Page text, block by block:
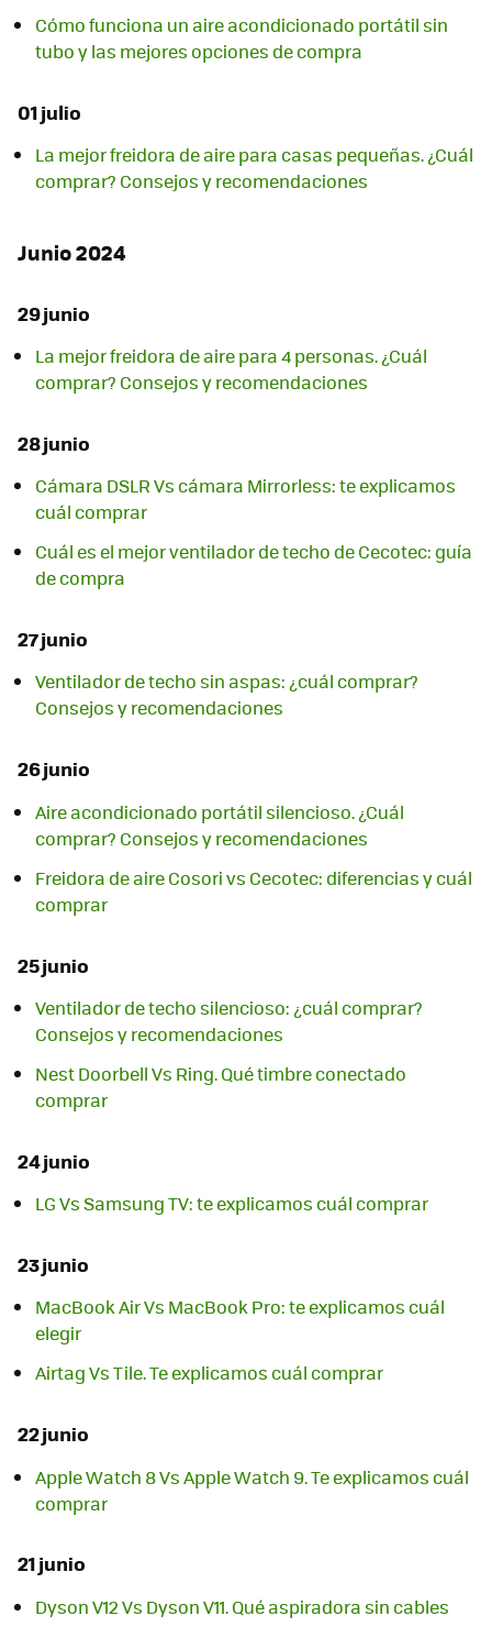
Cómo funciona un aire acondicionado portátil sin
tubo y las mejores opciones de compra
01 julio
La mejor freidora de aire para casas pequeñas. ¿Cuál
comprar? Consejos y recomendaciones
Junio 2024
29 junio
La mejor freidora de aire para 4 personas. ¿Cuál
comprar? Consejos y recomendaciones
28 junio
Cámara DSLR Vs cámara Mirrorless: te explicamos
cuál comprar
Cuál es el mejor ventilador de techo de Cecotec: guía
de compra
27 junio
Ventilador de techo sin aspas: ¿cuál comprar?
Consejos y recomendaciones
26 junio
Aire acondicionado portátil silencioso. ¿Cuál
comprar? Consejos y recomendaciones
Freidora de aire Cosori vs Cecotec: diferencias y cuál
comprar
25 junio
Ventilador de techo silencioso: ¿cuál comprar?
Consejos y recomendaciones
Nest Doorbell Vs Ring. Qué timbre conectado
comprar
24 junio
LG Vs Samsung TV: te explicamos cuál comprar
23 junio
MacBook Air Vs MacBook Pro: te explicamos cuál
elegir
Airtag Vs Tile. Te explicamos cuál comprar
22 junio
Apple Watch 8 Vs Apple Watch 9. Te explicamos cuál
comprar
21 junio
Dyson V12 Vs Dyson V11. Qué aspiradora sin cables